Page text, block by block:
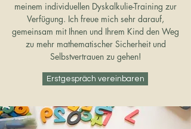
meinem individuellen Dyskalkulie-Training zur
Verfügung. Ich freue mich sehr darauf,
gemeinsam mit Ihnen und Ihrem Kind den Weg
zu mehr mathematischer Sicherheit und
Selbstvertrauen zu gehen!
Erstgespräch vereinbaren